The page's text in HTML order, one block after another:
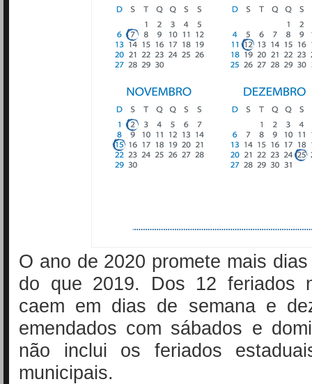
O ano de 2020 promete mais
do que 2019. Dos 12 feriados
caem em dias de semana e
emendados com sábados e
não inclui os feriados
municipais.